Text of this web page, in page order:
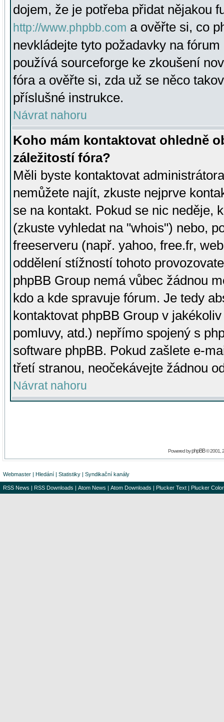
dojem, že je potřeba přidat nějakou
http://www.phpbb.com a ověřte si, co
nevkládejte tyto požadavky na
používá sourceforge ke zkoušení
fóra a ověřte si, zda už se něco
příslušné instrukce.
Návrat nahoru
Koho mám kontaktovat ohledně
záležitostí fóra?
Měli byste kontaktovat
nemůžete najít, zkuste nejprve
se na kontakt. Pokud se nic neděje,
(zkuste vyhledat na "whois") nebo,
freeserveru (např. yahoo, free.fr,
oddělení stížností tohoto
phpBB Group nemá vůbec žádnou
kdo a kde spravuje fórum. Je tedy
kontaktovat phpBB Group v
pomluvy, atd.) nepřímo spojený s
software phpBB. Pokud zašlete e-
třetí stranou, neočekávejte žádnou
Návrat nahoru
Powered byphpBB© 2001,
Webmaster | Hledání | Statistiky | Syndikační kanály
RSS News | RSS Downloads | Atom News | Atom Downloads | Plucker Text | Plucker Color